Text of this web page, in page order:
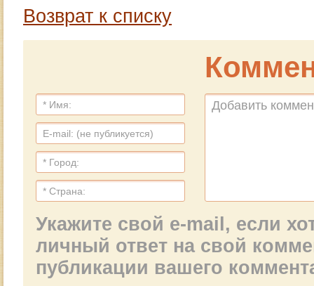
Возврат к списку
Укажите свой e-mail, если
личный ответ на свой
публикации вашего